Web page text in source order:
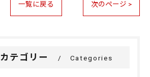
一覧に戻る 次のページ >
カテゴリー Categories